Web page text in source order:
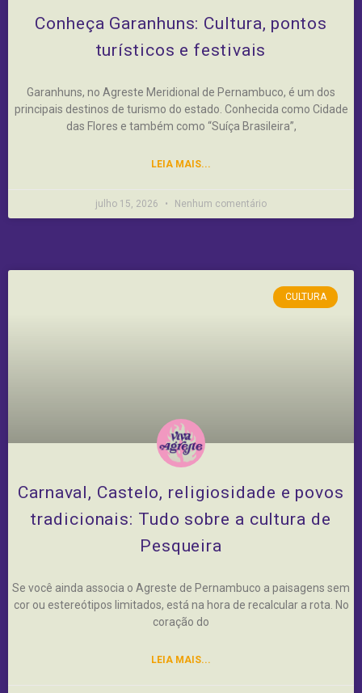
Conheça Garanhuns: Cultura, pontos
turísticos e festivais
Garanhuns, no Agreste Meridional de Pernambuco, é um dos
principais destinos de turismo do estado. Conhecida como Cidade
das Flores e também como “Suíça Brasileira”,
LEIA MAIS...
julho 15, 2026 Nenhum comentário
CULTURA
Carnaval, Castelo, religiosidade e povos
tradicionais: Tudo sobre a cultura de
Pesqueira
Se você ainda associa o Agreste de Pernambuco a paisagens sem
cor ou estereótipos limitados, está na hora de recalcular a rota. No
coração do
LEIA MAIS...